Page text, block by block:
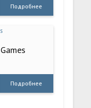
Подробнее
Подробнее